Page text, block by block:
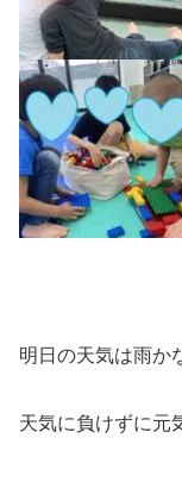
明日の天気は雨か
天気に負けずに